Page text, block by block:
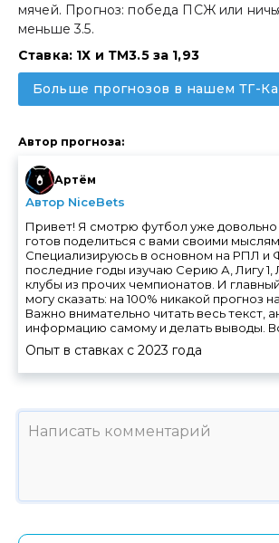
мячей. Прогноз: победа ПСЖ или
меньше 3.5.
Ставка: 1Х и ТМ3.5 за 1,93
Больше прогнозов в нашем ТГ-
Автор прогноза:
Артём
Автор NiceBets
Привет! Я смотрю футбол уже довольно
готов поделиться с вами своими
Специализируюсь в основном на РПЛ и
последние годы изучаю Серию А, Лигу
клубы из прочих чемпионатов. И
могу сказать: на 100% никакой прогноз
Важно внимательно читать весь текст,
информацию самому и делать выводы.
Опыт в ставках с 2023 года